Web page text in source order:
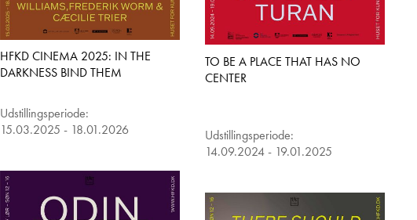
HFKD CINEMA 2025: IN THE
DARKNESS BIND THEM
Udstillingsperiode:
15.03.2025 - 18.01.2026
TO BE A PLACE THAT HAS NO
CENTER
Udstillingsperiode:
14.09.2024 - 19.01.2025